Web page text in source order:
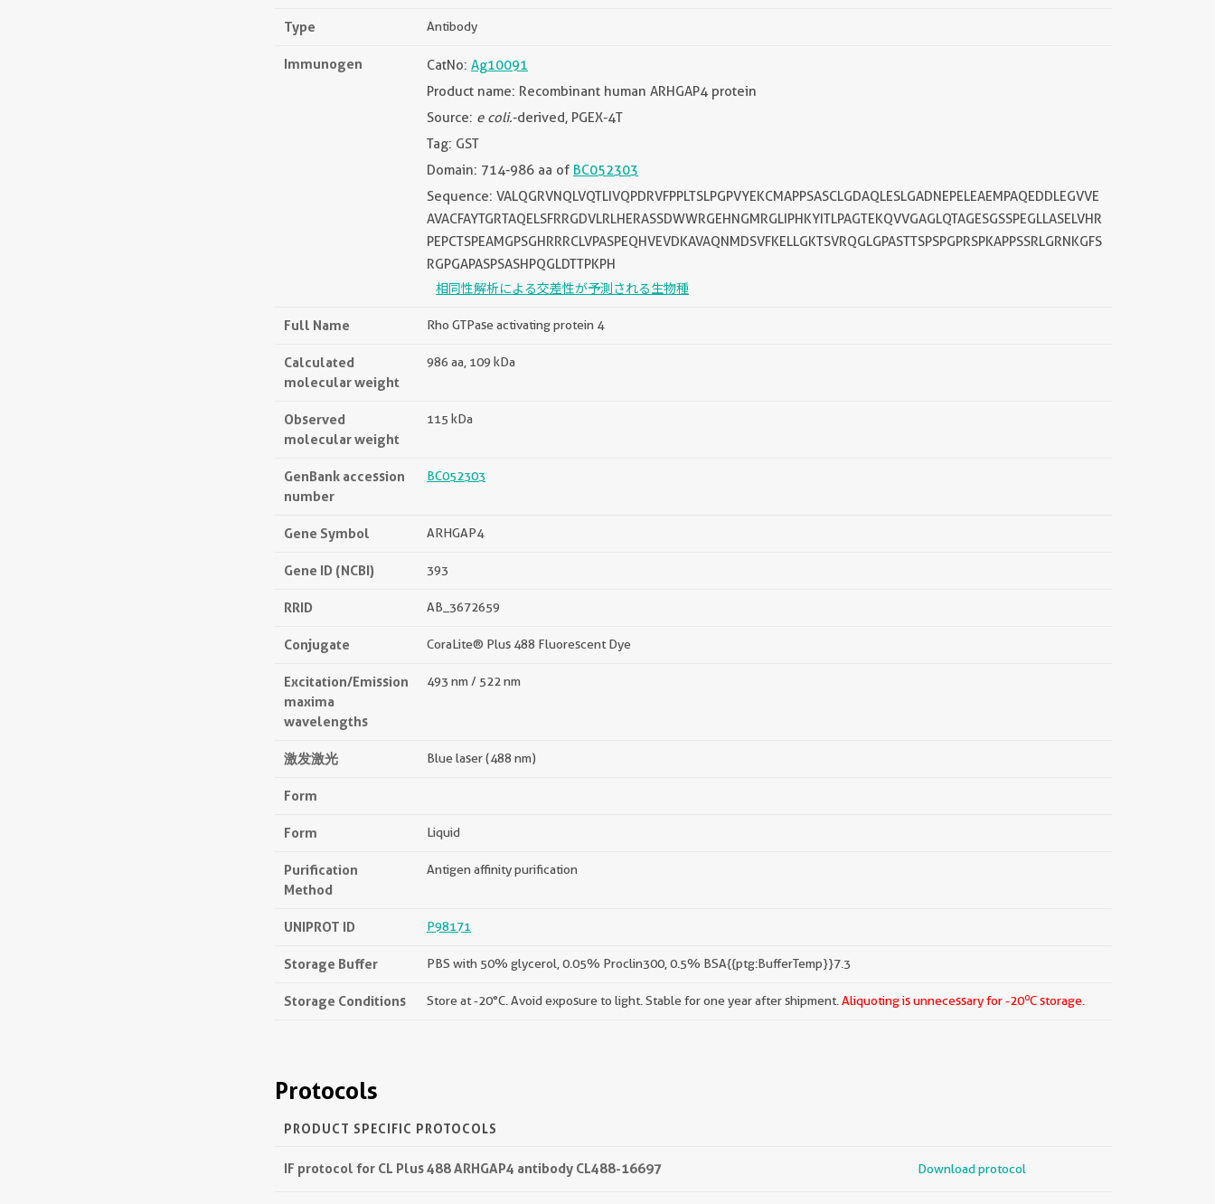
Type Antibody
Immunogen CatNo: Ag10091
Product name: Recombinant human ARHGAP4 protein
Source: e coli.-derived, PGEX-4T
Tag: GST
Domain: 714-986 aa of BC052303
Sequence: VALQGRVNQLVQTLIVQPDRVFPPLTSLPGPVYEKCMAPPSASCLGDAQLESLGADNEPELEAEMPAQEDDLEGVVE
AVACFAYTGRTAQELSFRRGDVLRLHERASSDWWRGEHNGMRGLIPHKYITLPAGTEKQVVGAGLQTAGESGSSPEGLLASELVHR
PEPCTSPEAMGPSGHRRRCLVPASPEQHVEVDKAVAQNMDSVFKELLGKTSVRQGLGPASTTSPSPGPRSPKAPPSSRLGRNKGFS
RGPGAPASPSASHPQGLDTTPKPH
相同性解析による交差性が予測される生物種
Full Name Rho GTPase activating protein 4
Calculated
molecular weight
986 aa, 109 kDa
Observed
molecular weight
115 kDa
GenBank accession
number
BC052303
Gene Symbol ARHGAP4
Gene ID (NCBI) 393
RRID AB_3672659
Conjugate CoraLite® Plus 488 Fluorescent Dye
Excitation/Emission
maxima
wavelengths
493 nm / 522 nm
激发激光 Blue laser (488 nm)
Form
Form Liquid
Purification
Method
Antigen affinity purification
UNIPROT ID P98171
Storage Buffer PBS with 50% glycerol, 0.05% Proclin300, 0.5% BSA{{ptg:BufferTemp}}7.3
Storage Conditions Store at -20°C. Avoid exposure to light. Stable for one year after shipment. Aliquoting is unnecessary for -20oC storage.
Protocols
PRODUCT SPECIFIC PROTOCOLS
IF protocol for CL Plus 488 ARHGAP4 antibody CL488-16697 Download protocol